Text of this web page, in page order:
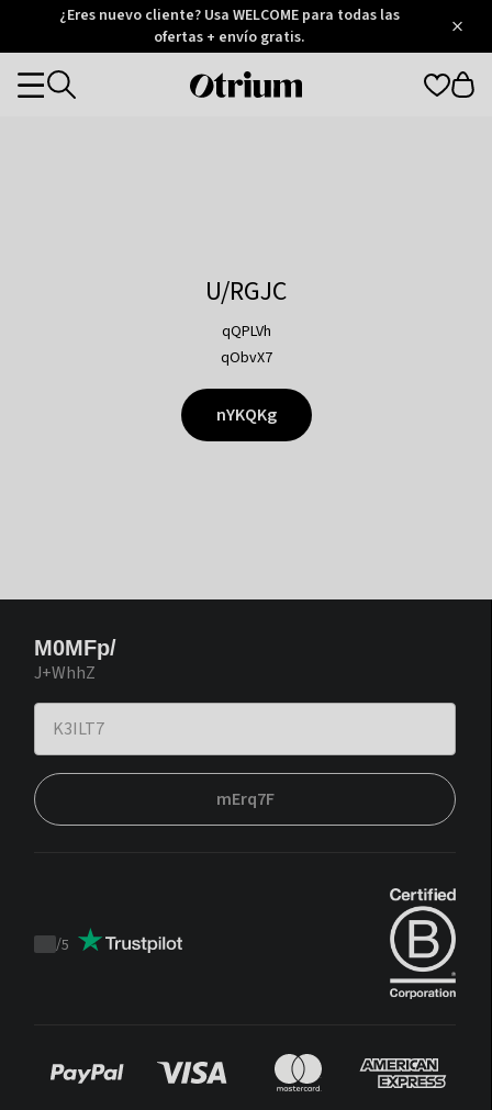
Otrium
Trustpilot
¿Eres nuevo cliente? Usa WELCOME para todas las
ofertas + envío gratis.
Otrium
Categories
U/RGJC
qQPLVh
qObvX7
nYKQKg
M0MFp/
J+WhhZ
mErq7F
Trustpilot
/5